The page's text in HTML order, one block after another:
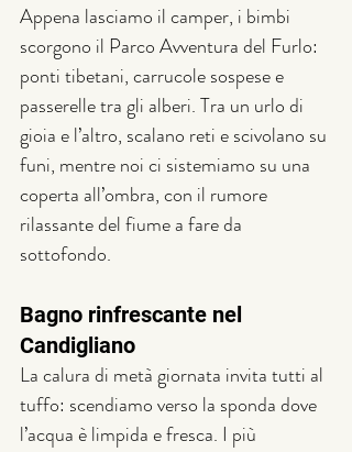
Appena lasciamo il camper, i bimbi
scorgono il Parco Avventura del Furlo:
ponti tibetani, carrucole sospese e
passerelle tra gli alberi. Tra un urlo di
gioia e l’altro, scalano reti e scivolano su
funi, mentre noi ci sistemiamo su una
coperta all’ombra, con il rumore
rilassante del fiume a fare da
sottofondo.
Bagno rinfrescante nel
Candigliano
La calura di metà giornata invita tutti al
tuffo: scendiamo verso la sponda dove
l’acqua è limpida e fresca. I più